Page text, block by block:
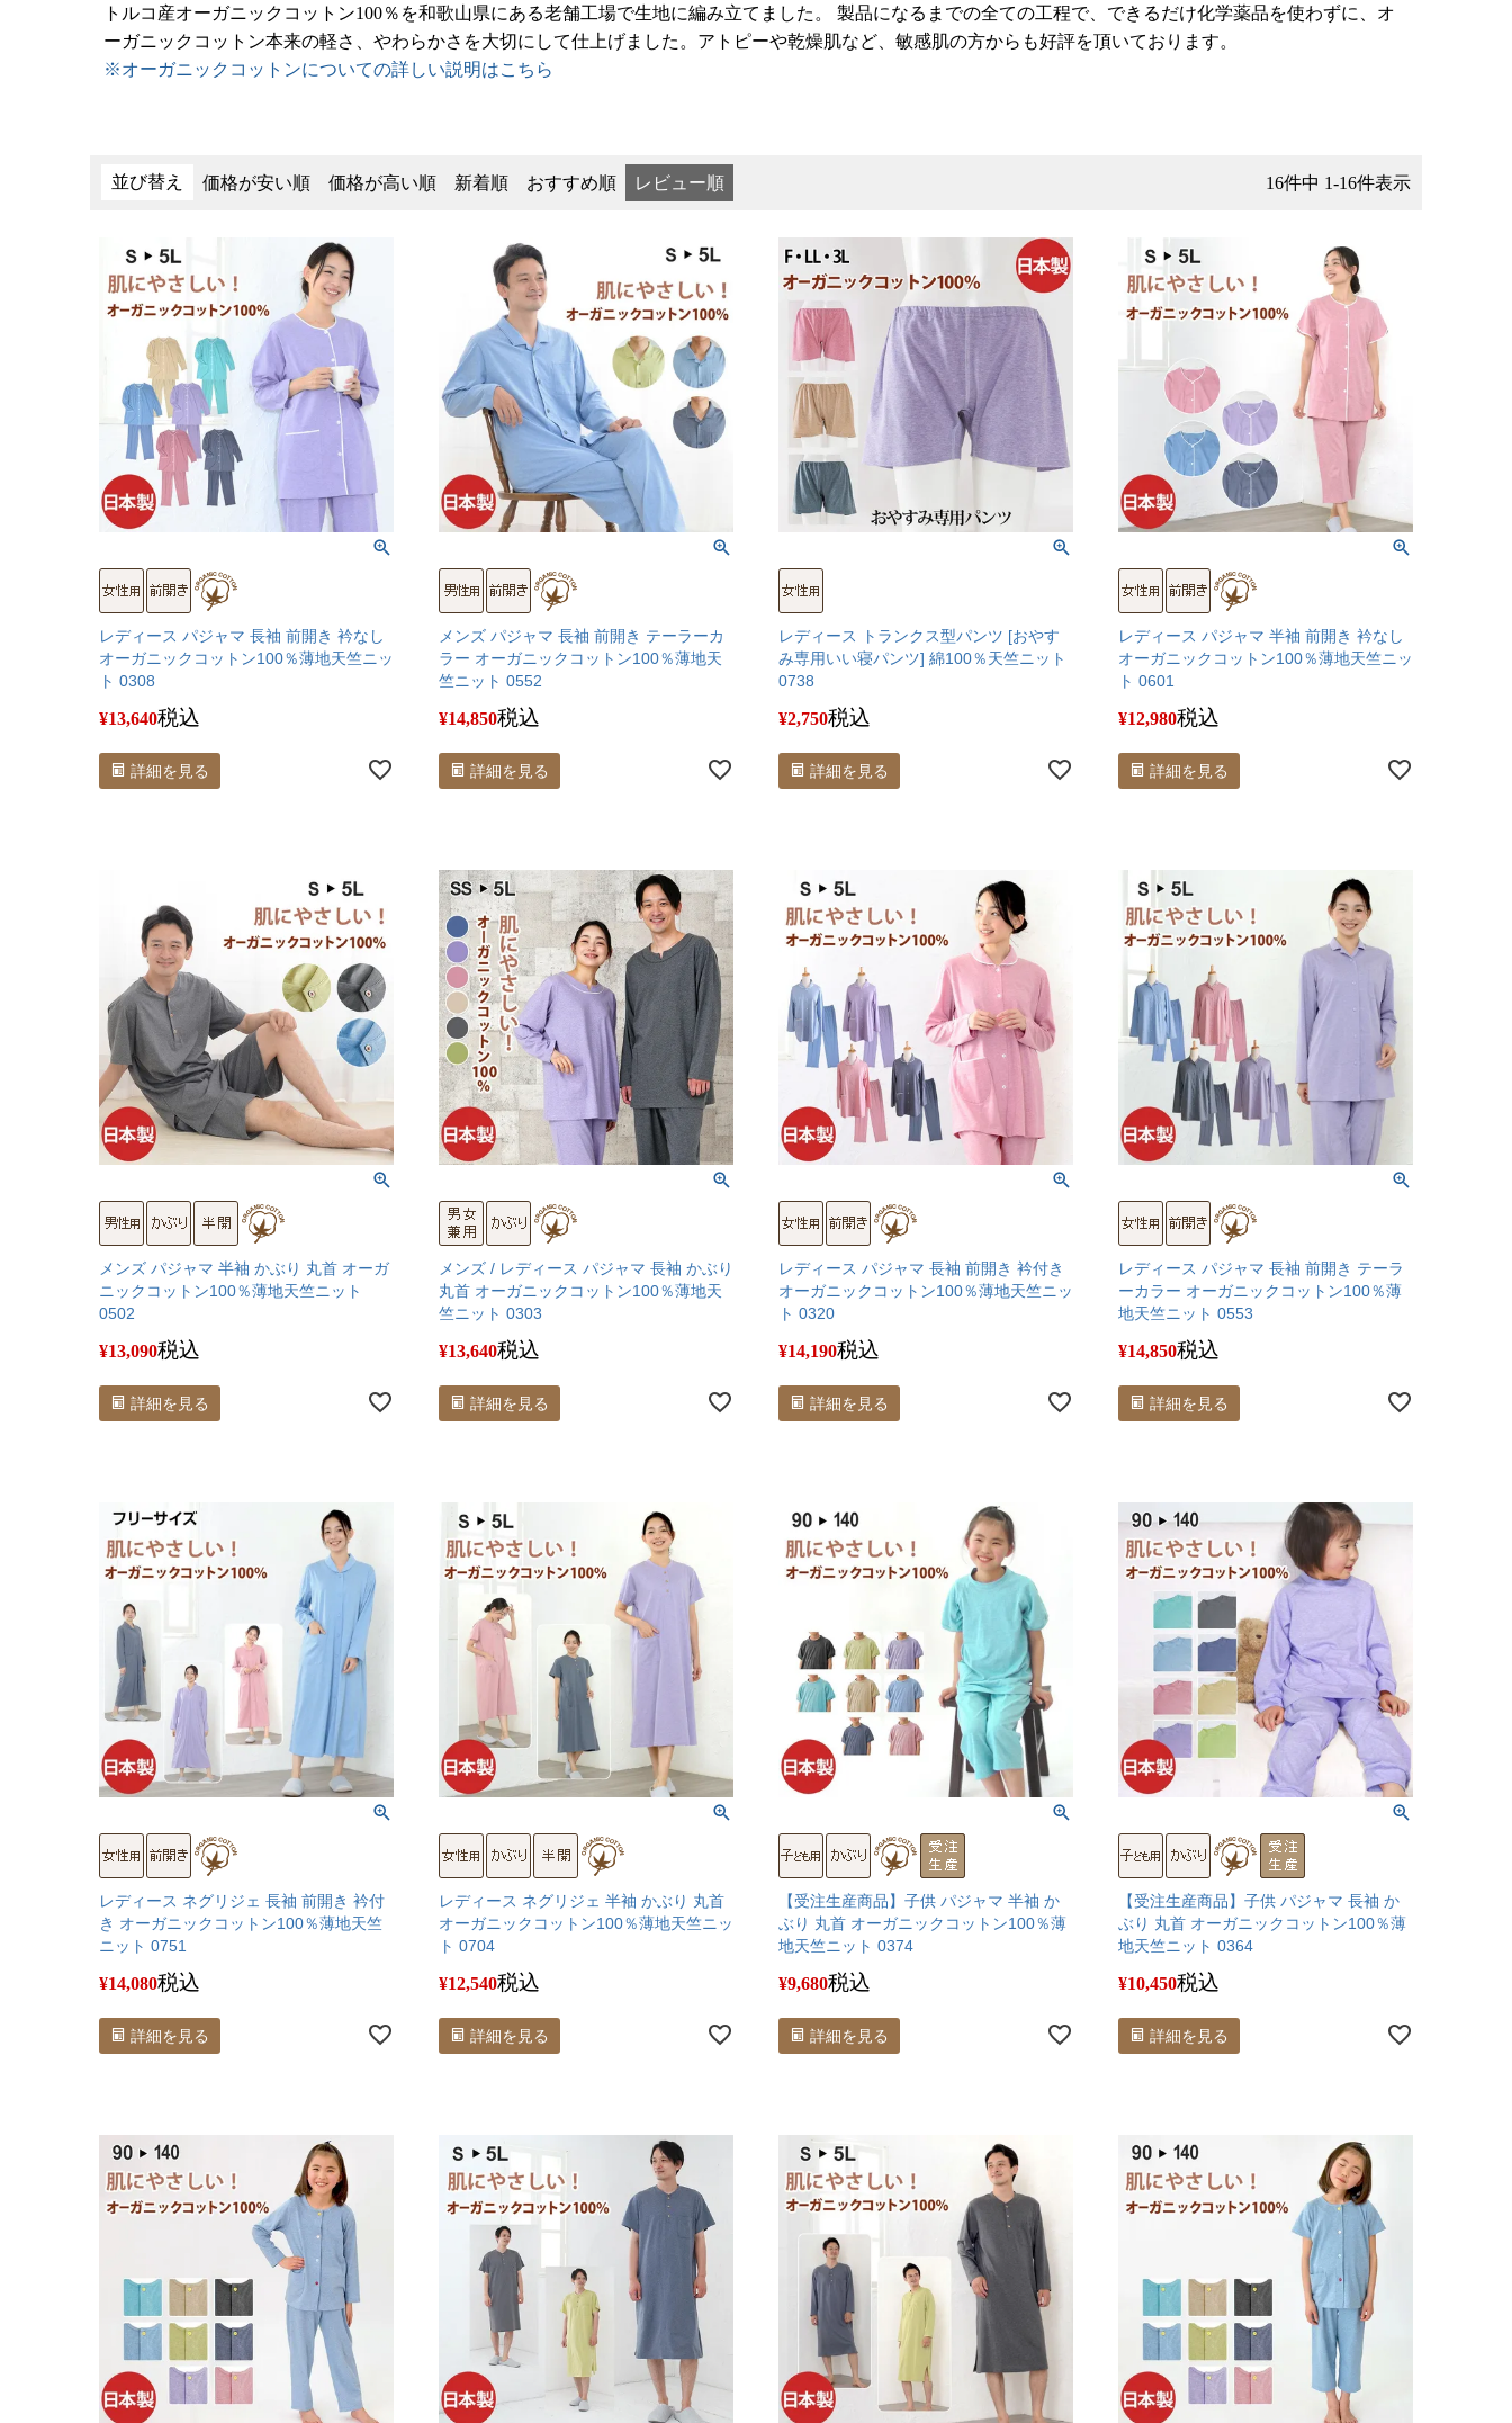
トルコ産オーガニックコットン100％を和歌山県にある老舗工場で生地に編み立てました。 製品になるまでの全ての工程で、できるだけ化学薬品を使わずに、オ
ーガニックコットン本来の軽さ、やわらかさを大切にして仕上げました。アトピーや乾燥肌など、敏感肌の方からも好評を頂いております。
※オーガニックコットンについての詳しい説明はこちら
並び替え 価格が安い順 価格が高い順 新着順 おすすめ順 レビュー順 16件中 1-16件表示
レディース パジャマ 長袖 前開き 衿なし
オーガニックコットン100％薄地天竺ニッ
ト 0308
¥13,640税込
詳細を見る
メンズ パジャマ 長袖 前開き テーラーカ
ラー オーガニックコットン100％薄地天
竺ニット 0552
¥14,850税込
詳細を見る
レディース トランクス型パンツ [おやす
み専用いい寝パンツ] 綿100％天竺ニット
0738
¥2,750税込
詳細を見る
レディース パジャマ 半袖 前開き 衿なし
オーガニックコットン100％薄地天竺ニッ
ト 0601
¥12,980税込
詳細を見る
メンズ パジャマ 半袖 かぶり 丸首 オーガ
ニックコットン100％薄地天竺ニット
0502
¥13,090税込
詳細を見る
メンズ / レディース パジャマ 長袖 かぶり
丸首 オーガニックコットン100％薄地天
竺ニット 0303
¥13,640税込
詳細を見る
レディース パジャマ 長袖 前開き 衿付き
オーガニックコットン100％薄地天竺ニッ
ト 0320
¥14,190税込
詳細を見る
レディース パジャマ 長袖 前開き テーラ
ーカラー オーガニックコットン100％薄
地天竺ニット 0553
¥14,850税込
詳細を見る
レディース ネグリジェ 長袖 前開き 衿付
き オーガニックコットン100％薄地天竺
ニット 0751
¥14,080税込
詳細を見る
レディース ネグリジェ 半袖 かぶり 丸首
オーガニックコットン100％薄地天竺ニッ
ト 0704
¥12,540税込
詳細を見る
【受注生産商品】子供 パジャマ 半袖 か
ぶり 丸首 オーガニックコットン100％薄
地天竺ニット 0374
¥9,680税込
詳細を見る
【受注生産商品】子供 パジャマ 長袖 か
ぶり 丸首 オーガニックコットン100％薄
地天竺ニット 0364
¥10,450税込
詳細を見る